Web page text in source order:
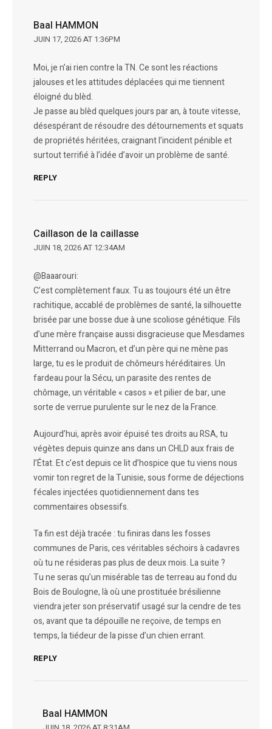
Baal HAMMON
JUIN 17, 2026 AT 1:36PM
Moi, je n’ai rien contre la TN. Ce sont les réactions
jalouses et les attitudes déplacées qui me tiennent
éloigné du blèd.
Je passe au blèd quelques jours par an, à toute vitesse,
désespérant de résoudre des détournements et squats
de propriétés héritées, craignant l’incident pénible et
surtout terrifié à l’idée d’avoir un problème de santé.
REPLY
Caillason de la caillasse
JUIN 18, 2026 AT 12:34AM
@Baaarouri:
C’est complètement faux. Tu as toujours été un être
rachitique, accablé de problèmes de santé, la silhouette
brisée par une bosse due à une scoliose génétique. Fils
d’une mère française aussi disgracieuse que Mesdames
Mitterrand ou Macron, et d’un père qui ne mène pas
large, tu es le produit de chômeurs héréditaires. Un
fardeau pour la Sécu, un parasite des rentes de
chômage, un véritable « casos » et pilier de bar, une
sorte de verrue purulente sur le nez de la France.
Aujourd’hui, après avoir épuisé tes droits au RSA, tu
végètes depuis quinze ans dans un CHLD aux frais de
l’État. Et c’est depuis ce lit d’hospice que tu viens nous
vomir ton regret de la Tunisie, sous forme de déjections
fécales injectées quotidiennement dans tes
commentaires obsessifs.
Ta fin est déjà tracée : tu finiras dans les fosses
communes de Paris, ces véritables séchoirs à cadavres
où tu ne résideras pas plus de deux mois. La suite ?
Tu ne seras qu’un misérable tas de terreau au fond du
Bois de Boulogne, là où une prostituée brésilienne
viendra jeter son préservatif usagé sur la cendre de tes
os, avant que ta dépouille ne reçoive, de temps en
temps, la tiédeur de la pisse d’un chien errant.
REPLY
Baal HAMMON